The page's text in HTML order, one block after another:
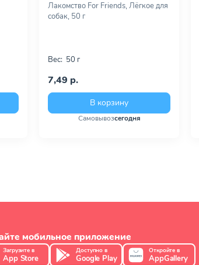
Лакомство For Friends, Лёгкое для
собак, 50 г
Вес: 50 г
7,49 р.
В корзину
Самовывозсегодня
мобильное приложение
Загрузите в
App Store
Доступно в
Google Play
Откройте в
AppGallery